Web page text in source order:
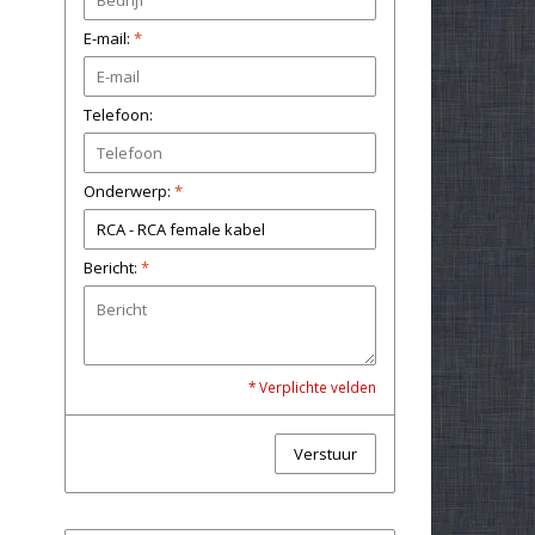
E-mail: *
Telefoon:
Onderwerp: *
Bericht: *
* Verplichte velden
Verstuur